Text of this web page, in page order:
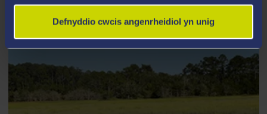
Defnyddio cwcis angenrheidiol yn unig